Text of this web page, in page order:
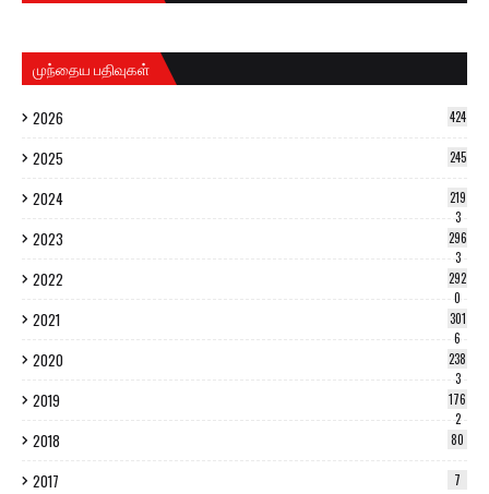
முந்தைய பதிவுகள்
2026 424
2025 245
2024
219
3
2023
296
3
2022
292
0
2021
301
6
2020
238
3
2019
176
2
2018 80
2017 7